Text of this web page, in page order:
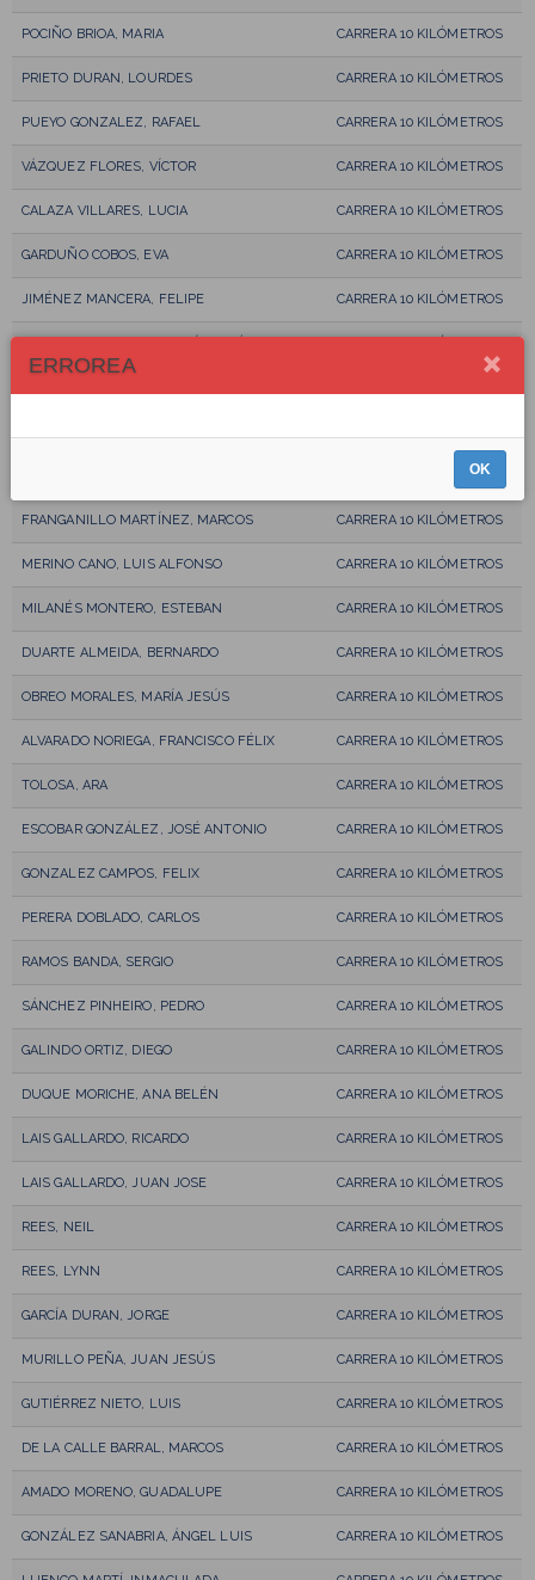
POCIÑO BRIOA, MARIA CARRERA 10 KILÓMETROS
PRIETO DURAN, LOURDES CARRERA 10 KILÓMETROS
PUEYO GONZALEZ, RAFAEL CARRERA 10 KILÓMETROS
VÁZQUEZ FLORES, VÍCTOR CARRERA 10 KILÓMETROS
CALAZA VILLARES, LUCIA CARRERA 10 KILÓMETROS
GARDUÑO COBOS, EVA CARRERA 10 KILÓMETROS
JIMÉNEZ MANCERA, FELIPE CARRERA 10 KILÓMETROS
CARRERA 10 KILÓMETROS
FRANGANILLO MARTÍNEZ, MARCOS CARRERA 10 KILÓMETROS
MERINO CANO, LUIS ALFONSO CARRERA 10 KILÓMETROS
MILANÉS MONTERO, ESTEBAN CARRERA 10 KILÓMETROS
DUARTE ALMEIDA, BERNARDO CARRERA 10 KILÓMETROS
OBREO MORALES, MARÍA JESÚS CARRERA 10 KILÓMETROS
ALVARADO NORIEGA, FRANCISCO FÉLIX CARRERA 10 KILÓMETROS
TOLOSA, ARA CARRERA 10 KILÓMETROS
ESCOBAR GONZÁLEZ, JOSÉ ANTONIO CARRERA 10 KILÓMETROS
GONZALEZ CAMPOS, FELIX CARRERA 10 KILÓMETROS
PERERA DOBLADO, CARLOS CARRERA 10 KILÓMETROS
RAMOS BANDA, SERGIO CARRERA 10 KILÓMETROS
SÁNCHEZ PINHEIRO, PEDRO CARRERA 10 KILÓMETROS
GALINDO ORTIZ, DIEGO CARRERA 10 KILÓMETROS
DUQUE MORICHE, ANA BELÉN CARRERA 10 KILÓMETROS
LAIS GALLARDO, RICARDO CARRERA 10 KILÓMETROS
LAIS GALLARDO, JUAN JOSE CARRERA 10 KILÓMETROS
REES, NEIL CARRERA 10 KILÓMETROS
REES, LYNN CARRERA 10 KILÓMETROS
GARCÍA DURAN, JORGE CARRERA 10 KILÓMETROS
MURILLO PEÑA, JUAN JESÚS CARRERA 10 KILÓMETROS
GUTIÉRREZ NIETO, LUIS CARRERA 10 KILÓMETROS
DE LA CALLE BARRAL, MARCOS CARRERA 10 KILÓMETROS
AMADO MORENO, GUADALUPE CARRERA 10 KILÓMETROS
GONZÁLEZ SANABRIA, ÁNGEL LUIS CARRERA 10 KILÓMETROS
ERROREA
OK